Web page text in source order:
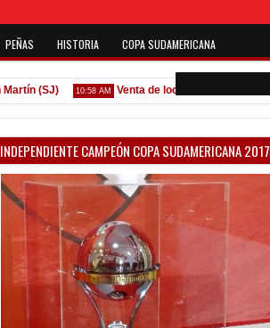
PEÑAS HISTORIA COPA SUDAMERICANA
(SJ) 10:58 AM Venta de localidades ante Platense
INDEPENDIENTE CAMPEÓN COPA SUDAMERICANA 2017